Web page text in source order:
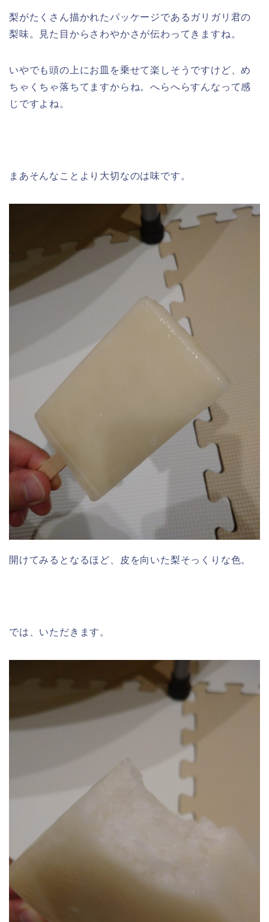
梨がたくさん描かれたパッケージであるガリガリ君の
梨味。見た目からさわやかさが伝わってきますね。
いやでも頭の上にお皿を乗せて楽しそうですけど、め
ちゃくちゃ落ちてますからね。へらへらすんなって感
じですよね。
まあそんなことより大切なのは味です。
開けてみるとなるほど、皮を向いた梨そっくりな色。
では、いただきます。